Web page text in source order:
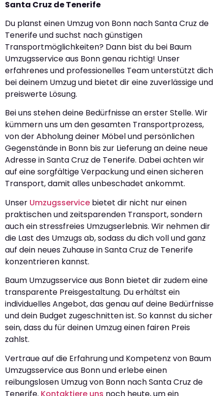
Santa Cruz de Tenerife
Du planst einen Umzug von Bonn nach Santa Cruz de
Tenerife und suchst nach günstigen
Transportmöglichkeiten? Dann bist du bei Baum
Umzugsservice aus Bonn genau richtig! Unser
erfahrenes und professionelles Team unterstützt dich
bei deinem Umzug und bietet dir eine zuverlässige und
preiswerte Lösung.
Bei uns stehen deine Bedürfnisse an erster Stelle. Wir
kümmern uns um den gesamten Transportprozess,
von der Abholung deiner Möbel und persönlichen
Gegenstände in Bonn bis zur Lieferung an deine neue
Adresse in Santa Cruz de Tenerife. Dabei achten wir
auf eine sorgfältige Verpackung und einen sicheren
Transport, damit alles unbeschadet ankommt.
Unser Umzugsservice bietet dir nicht nur einen
praktischen und zeitsparenden Transport, sondern
auch ein stressfreies Umzugserlebnis. Wir nehmen dir
die Last des Umzugs ab, sodass du dich voll und ganz
auf dein neues Zuhause in Santa Cruz de Tenerife
konzentrieren kannst.
Baum Umzugsservice aus Bonn bietet dir zudem eine
transparente Preisgestaltung. Du erhältst ein
individuelles Angebot, das genau auf deine Bedürfnisse
und dein Budget zugeschnitten ist. So kannst du sicher
sein, dass du für deinen Umzug einen fairen Preis
zahlst.
Vertraue auf die Erfahrung und Kompetenz von Baum
Umzugsservice aus Bonn und erlebe einen
reibungslosen Umzug von Bonn nach Santa Cruz de
Tenerife. Kontaktiere uns noch heute, um ein